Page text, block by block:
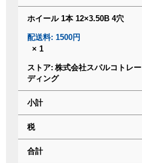
ホイール 1本 12×3.50B 4穴
配送料: 1500円
× 1
ストア: 株式会社スパルコトレー
ディング
小計
税
合計